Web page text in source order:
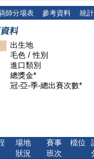
師分場表 參考資料 統
出生地
毛色 / 性別
進口類別
總獎金*
冠-亞-季-總出賽次數*
場地
狀況
賽事
班次
檔位